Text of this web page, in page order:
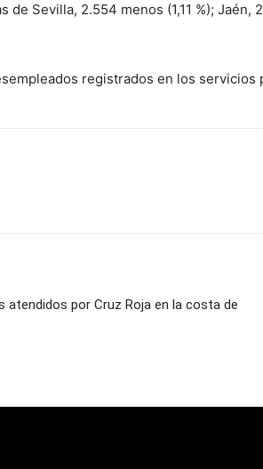
de Sevilla, 2.554 menos (1,11 %);
registrados en los
atendidos por Cruz Roja en la costa de